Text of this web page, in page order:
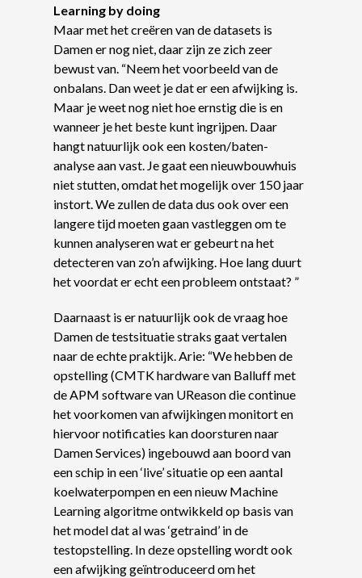
Learning by doing
Maar met het creëren van de datasets is
Damen er nog niet, daar zijn ze zich zeer
bewust van. “Neem het voorbeeld van de
onbalans. Dan weet je dat er een afwijking is.
Maar je weet nog niet hoe ernstig die is en
wanneer je het beste kunt ingrijpen. Daar
hangt natuurlijk ook een kosten/baten-
analyse aan vast. Je gaat een nieuwbouwhuis
niet stutten, omdat het mogelijk over 150 jaar
instort. We zullen de data dus ook over een
langere tijd moeten gaan vastleggen om te
kunnen analyseren wat er gebeurt na het
detecteren van zo’n afwijking. Hoe lang duurt
het voordat er echt een probleem ontstaat? ”
Daarnaast is er natuurlijk ook de vraag hoe
Damen de testsituatie straks gaat vertalen
naar de echte praktijk. Arie: “We hebben de
opstelling (CMTK hardware van Balluff met
de APM software van UReason die continue
het voorkomen van afwijkingen monitort en
hiervoor notificaties kan doorsturen naar
Damen Services) ingebouwd aan boord van
een schip in een ‘live’ situatie op een aantal
koelwaterpompen en een nieuw Machine
Learning algoritme ontwikkeld op basis van
het model dat al was ‘getraind’ in de
testopstelling. In deze opstelling wordt ook
een afwijking geïntroduceerd om het